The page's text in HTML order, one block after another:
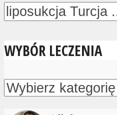
WYBÓR LECZENIA